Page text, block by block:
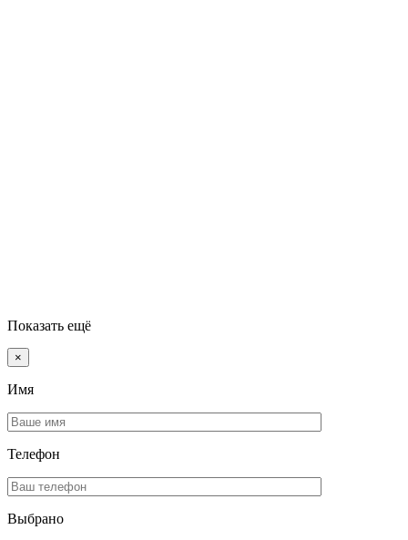
Показать ещё
×
Имя
Телефон
Выбрано